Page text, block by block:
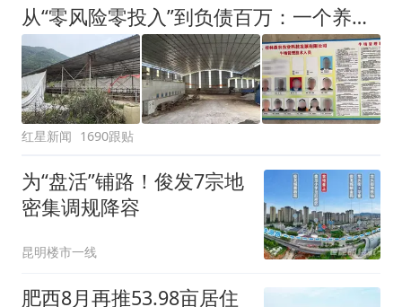
从“零风险零投入”到负债百万：一个养牛项目崩盘后，谁该为农户的贷款买单丨红星调查
红星新闻 1690跟贴
为“盘活”铺路！俊发7宗地
密集调规降容
昆明楼市一线
肥西8月再推53.98亩居住